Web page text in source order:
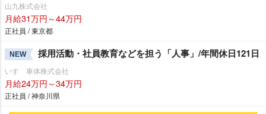
山九株式会社
月給31万円～44万円
正社員 / 東京都
NEW 採用活動・社員教育などを担う「人事」/年間休日121日
いすゞ車体株式会社
月給24万円～34万円
正社員 / 神奈川県